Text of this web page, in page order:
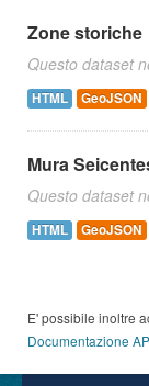
Zone storiche
Questo dataset
HTML GeoJSON
Mura
Questo dataset
HTML GeoJSON
E' possibile inoltre
Documentazione